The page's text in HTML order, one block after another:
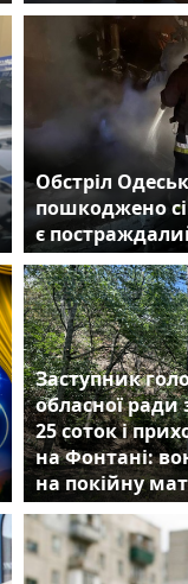
Обстріл
пошкоджено
є
Заступник
обласної
25 соток і
на Фонтані:
на покійну